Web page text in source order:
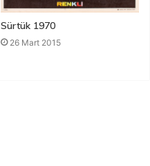
Sürtük 1970
26 Mart 2015